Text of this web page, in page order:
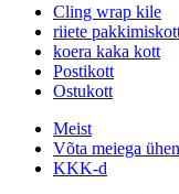
Cling wrap kile
riiete
koera kaka kott
Postikott
Ostukott
Meist
Võta meiega
KKK-d